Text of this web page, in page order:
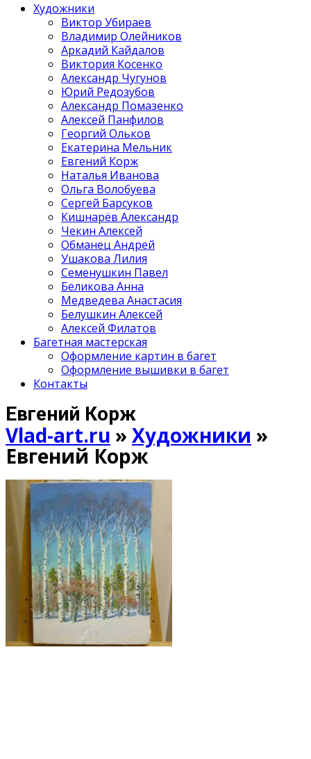
Художники
Виктор Убираев
Владимир Олейников
Аркадий Кайдалов
Виктория Косенко
Александр Чугунов
Юрий Редозубов
Александр Помазенко
Алексей Панфилов
Георгий Ольков
Екатерина Мельник
Евгений Корж
Наталья Иванова
Ольга Волобуева
Сергей Барсуков
Кишнарёв Александр
Чекин Алексей
Обманец Андрей
Ушакова Лилия
Семенушкин Павел
Беликова Анна
Медведева Анастасия
Белушкин Алексей
Алексей Филатов
Багетная мастерская
Оформление картин в багет
Оформление вышивки в багет
Контакты
Евгений Корж
Vlad-art.ru » Художники »
Евгений Корж